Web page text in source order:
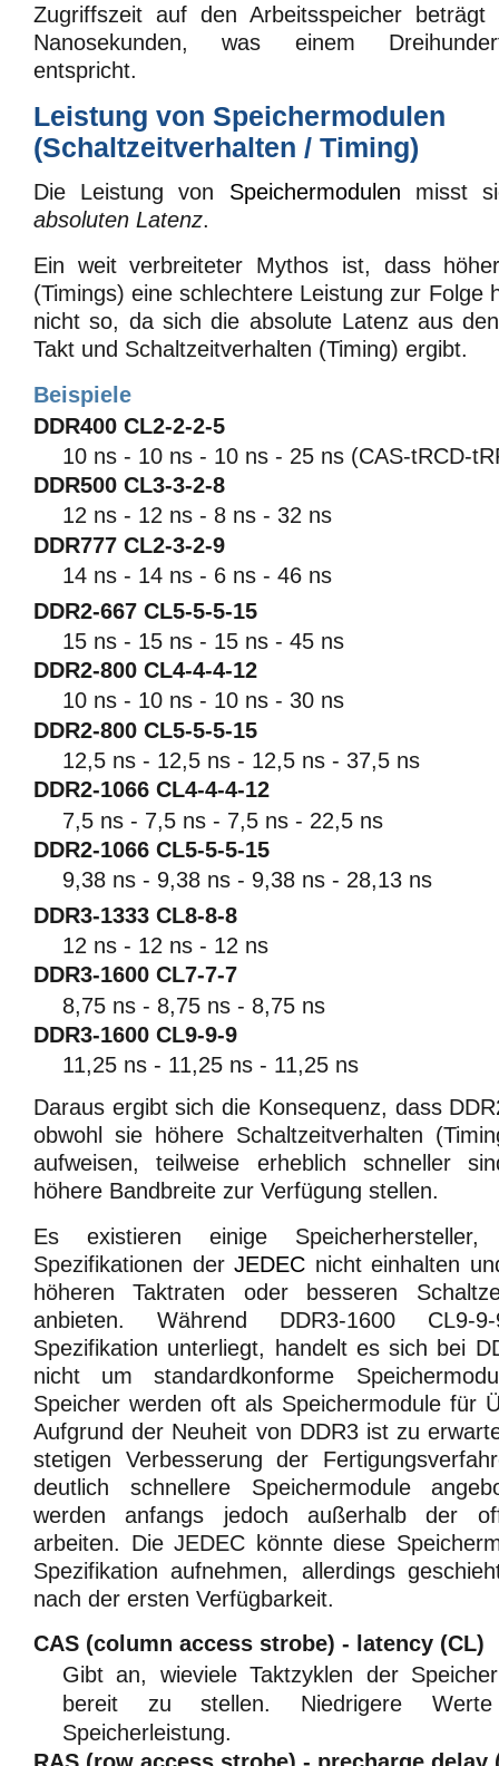
Zugriffszeit auf den Arbeitsspeicher
Nanosekunden, was einem
entspricht.
Leistung von Speichermodulen
(Schaltzeitverhalten / Timing)
Die Leistung von Speichermodulen misst
absoluten Latenz.
Ein weit verbreiteter Mythos ist, dass
(Timings) eine schlechtere Leistung zur Folge
nicht so, da sich die absolute Latenz aus
Takt und Schaltzeitverhalten (Timing) ergibt.
Beispiele
DDR400 CL2-2-2-5
10 ns - 10 ns - 10 ns - 25 ns (CAS-tRCD-
DDR500 CL3-3-2-8
12 ns - 12 ns - 8 ns - 32 ns
DDR777 CL2-3-2-9
14 ns - 14 ns - 6 ns - 46 ns
DDR2-667 CL5-5-5-15
15 ns - 15 ns - 15 ns - 45 ns
DDR2-800 CL4-4-4-12
10 ns - 10 ns - 10 ns - 30 ns
DDR2-800 CL5-5-5-15
12,5 ns - 12,5 ns - 12,5 ns - 37,5 ns
DDR2-1066 CL4-4-4-12
7,5 ns - 7,5 ns - 7,5 ns - 22,5 ns
DDR2-1066 CL5-5-5-15
9,38 ns - 9,38 ns - 9,38 ns - 28,13 ns
DDR3-1333 CL8-8-8
12 ns - 12 ns - 12 ns
DDR3-1600 CL7-7-7
8,75 ns - 8,75 ns - 8,75 ns
DDR3-1600 CL9-9-9
11,25 ns - 11,25 ns - 11,25 ns
Daraus ergibt sich die Konsequenz, dass
obwohl sie höhere Schaltzeitverhalten
aufweisen, teilweise erheblich schneller
höhere Bandbreite zur Verfügung stellen.
Es existieren einige
Spezifikationen derJEDEC nicht einhalten
höheren Taktraten oder besseren
anbieten. Während DDR3-1600 CL9-
Spezifikation unterliegt, handelt es sich bei
nicht um standardkonforme
Speicher werden oft als Speichermodule für
Aufgrund der Neuheit von DDR3 ist zu
stetigen Verbesserung der
deutlich schnellere Speichermodule
werden anfangs jedoch außerhalb der
arbeiten. Die JEDEC könnte diese
Spezifikation aufnehmen, allerdings
nach der ersten Verfügbarkeit.
CAS (column access strobe) - latency (CL)
Gibt an, wieviele Taktzyklen der
bereit zu stellen. Niedrigere
Speicherleistung.